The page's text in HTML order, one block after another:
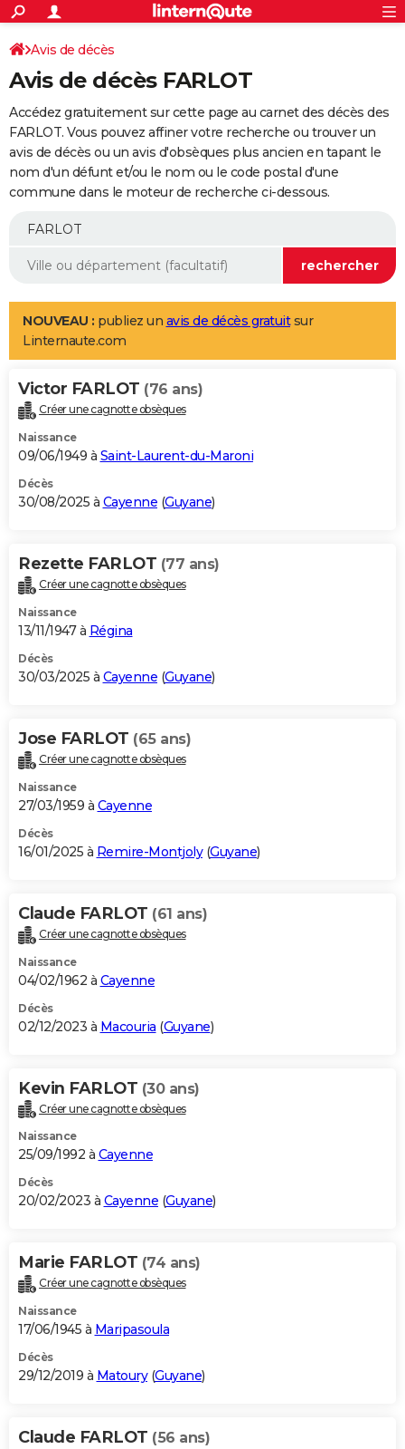
ACTUALITÉS
Politique
Société
Faits Divers
Education
Monde
Villes
+
SPORT
Coupe du monde 2026
Football
Tennis
Cyclisme
Rugby
Forum
Programme TV
TNT
Streaming
Cinéma
Sorties cinéma
Musique
+
FINANCE
Retraite
Epargne
Immobilier
Risques naturels par ville
Banque
Assurance
AUTO
Essais
Réserver un essai
Citadines
Berlines
SUV
Forum auto
+
Mobiles
Meilleur smartphone
Internet
Ordinateurs
Jeux vidéo
Guide high-tech
Aménagement intérieur
LIFESTYLE
Art de vivre
Bien-être
Loisirs
Mode
Modes de vie
Alimentation
Guide de la santé
Maladies
Médicaments
Sommeil
VOYAGE
Destinations
City break
Voyage nature
Voyage de noces
Forum
Climat
+PHOTO
GUIDES D'ACHAT
BONS PLANS
Carte de Noël
Carte Bonne année
Carte Saint-Valentin
Carte Pâques
Carte d'anniversaire
DICTIONNAIRE
Dictionnaire
Biographies
Citations
Expressions
Proverbes
PROGRAMME TV
S'inscrire
Se connecter
Lycées
Collèges
Primaires
Universités
Entreprises
Service militaire
Avis de recherche
AVIS DE DÉCÈS
Bricolage
Lifestyle
Culture
Sport
Auto
Television
Voyage
Cinema
Avis de décès
Avis de décès FARLOT
Accédez gratuitement sur cette page au carnet des décès des
FARLOT. Vous pouvez affiner votre recherche ou trouver un
avis de décès ou un avis d'obsèques plus ancien en tapant le
nom d'un défunt et/ou le nom ou le code postal d'une
commune dans le moteur de recherche ci-dessous.
NOUVEAU : publiez un avis de décès gratuitsur
Linternaute.com
Victor FARLOT (76 ans)
Créer une cagnotte obsèques
Naissance
09/06/1949 à Saint-Laurent-du-Maroni
Décès
30/08/2025 à Cayenne (Guyane)
Rezette FARLOT (77 ans)
Créer une cagnotte obsèques
Naissance
13/11/1947 à Régina
Décès
30/03/2025 à Cayenne (Guyane)
Jose FARLOT (65 ans)
Créer une cagnotte obsèques
Naissance
27/03/1959 à Cayenne
Décès
16/01/2025 à Remire-Montjoly(Guyane)
Claude FARLOT (61 ans)
Créer une cagnotte obsèques
Naissance
04/02/1962 à Cayenne
Décès
02/12/2023 à Macouria (Guyane)
Kevin FARLOT (30 ans)
Créer une cagnotte obsèques
Naissance
25/09/1992 à Cayenne
Décès
20/02/2023 à Cayenne (Guyane)
Marie FARLOT (74 ans)
Créer une cagnotte obsèques
Naissance
17/06/1945 à Maripasoula
Décès
29/12/2019 à Matoury(Guyane)
Claude FARLOT (56 ans)